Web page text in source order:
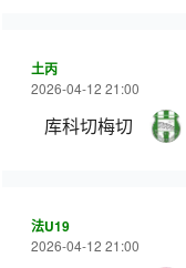
土丙
2026-04-12 21:00
库科切梅切
法U19
2026-04-12 21:00